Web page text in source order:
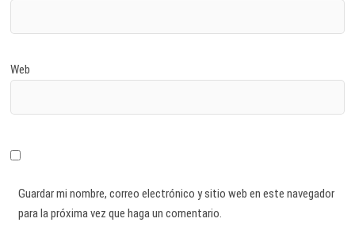
Web
Guardar mi nombre, correo electrónico y sitio web en este navegador
para la próxima vez que haga un comentario.